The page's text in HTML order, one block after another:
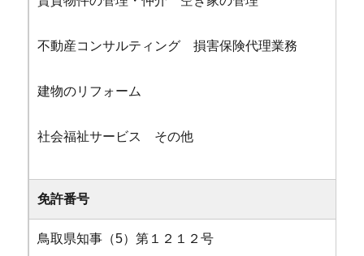
不動産コンサルティング 損害保険代理業務
建物のリフォーム
社会福祉サービス その他
免許番号
鳥取県知事（5）第１２１２号